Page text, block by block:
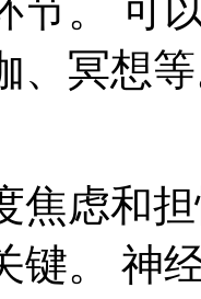
节。 可
、冥想
焦虑和
键。 神